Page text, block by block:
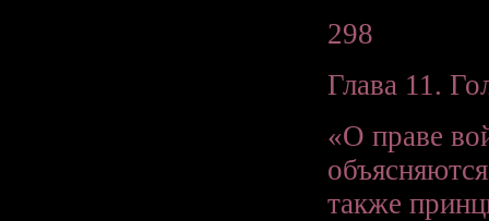
298
Глава 11.
«О праве
также